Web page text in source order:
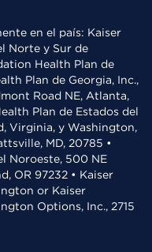
en el país: Kaiser
Norte y Sur de
Health Plan de
Plan de Georgia, Inc.,
Road NE, Atlanta,
Plan de Estados del
Virginia, y Washington,
MD, 20785 •
Noroeste, 500 NE
OR 97232 • Kaiser
or Kaiser
Options, Inc., 2715